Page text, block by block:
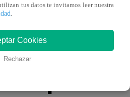
Zubiate jugaron
de Patas
tus datos te invitamos leer nuestra
Cookies
Rechazar